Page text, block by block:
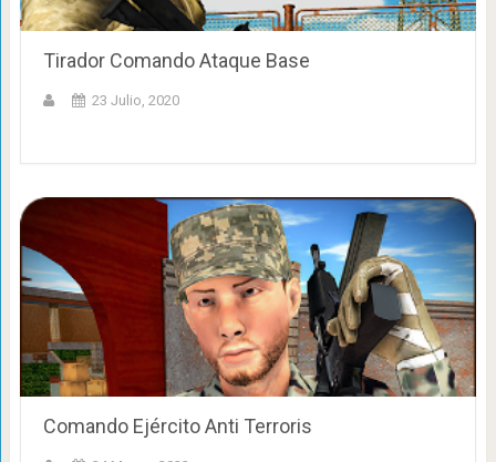
Tirador Comando Ataque Base
23 Julio, 2020
Comando Ejército Anti Terroris